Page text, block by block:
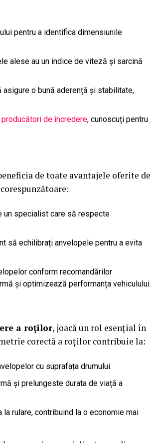
pentru a identifica dimensiunile
alese au un indice de viteză și sarcină
asigure o bună aderență și stabilitate,
de încredere, cunoscuți pentru
de toate avantajele oferite de
un specialist care să respecte
să echilibrați anvelopele pentru a evita
conform recomandărilor
și optimizează performanța vehiculului.
a roților, joacă un rol esențial în
corectă a roților contribuie la:
cu suprafața drumului.
și prelungeste durata de viață a
rulare, contribuind la o economie mai